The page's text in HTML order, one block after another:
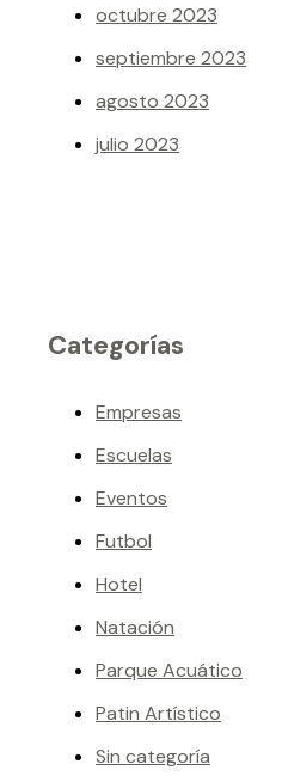
octubre 2023
septiembre 2023
agosto 2023
julio 2023
Categorías
Empresas
Escuelas
Eventos
Futbol
Hotel
Natación
Parque Acuático
Patin Artístico
Sin categoría